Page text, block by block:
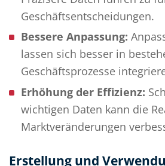
Geschäftsentscheidungen.
Bessere Anpassung:
lassen sich besser in
Geschäftsprozesse
Erhöhung der Effizienz:
wichtigen Daten kann die
Marktveränderungen
Erstellung und